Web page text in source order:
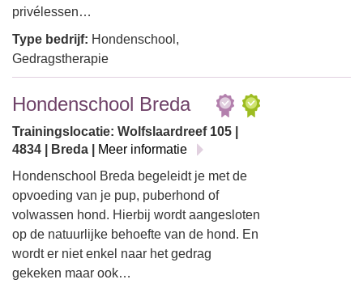
privélessen…
Type bedrijf: Hondenschool,
Gedragstherapie
Hondenschool Breda
Trainingslocatie: Wolfslaardreef 105 |
4834 | Breda |
Meer informatie
Hondenschool Breda begeleidt je met de
opvoeding van je pup, puberhond of
volwassen hond. Hierbij wordt aangesloten
op de natuurlijke behoefte van de hond. En
wordt er niet enkel naar het gedrag
gekeken maar ook…